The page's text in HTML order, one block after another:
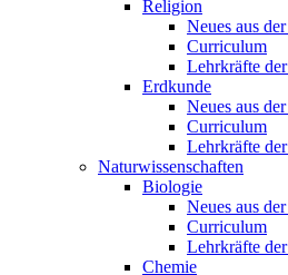
Religion
Neues aus
Curriculum
Lehrkräfte
Erdkunde
Neues aus
Curriculum
Lehrkräfte
Naturwissenschaften
Biologie
Neues aus
Curriculum
Lehrkräfte
Chemie